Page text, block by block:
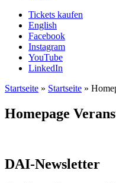
Tickets kaufen
English
Facebook
Instagram
YouTube
LinkedIn
Startseite » Startseite »
Homepage
DAI-Newsletter